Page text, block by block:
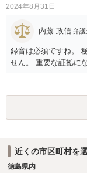
2024年8月31日
内藤 政信 弁護
録音は必須ですね。
せん。 重要な証拠に
近くの市区町村を
徳島県内